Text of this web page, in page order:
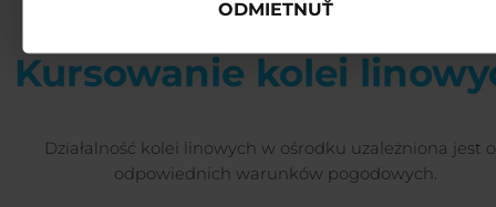
ODMIETNUŤ
Kursowanie kolei
Działalność kolei linowych w ośrodku uzależniona jest
odpowiednich warunków pogodowych.